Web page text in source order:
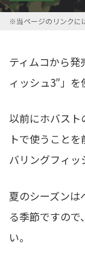
※当ページのリンクに
ティムコから発
ィッシュ3″」を
以前にホバスト
トで使うこと
バリングフィッ
夏のシーズンは
る季節ですので
い。